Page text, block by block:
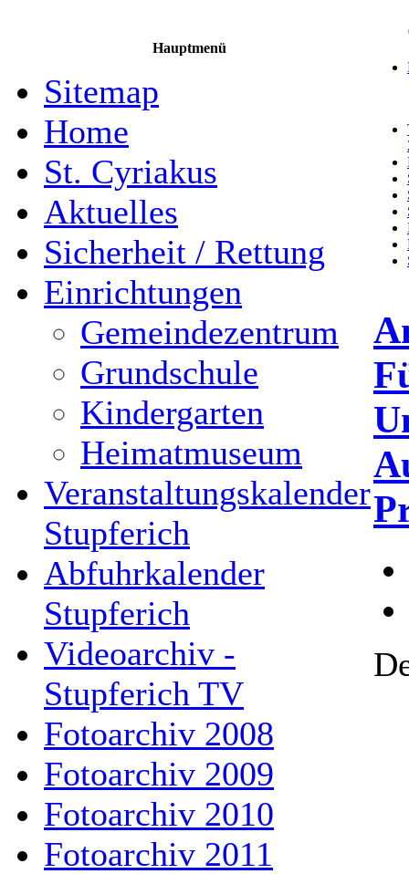
Hauptmenü
Sitemap
Home
St. Cyriakus
Aktuelles
Sicherheit / Rettung
Einrichtungen
Gemeindezentrum
Grundschule
Kindergarten
Heimatmuseum
Veranstaltungskalender
Stupferich
Abfuhrkalender
Stupferich
Videoarchiv -
Stupferich TV
Fotoarchiv 2008
Fotoarchiv 2009
Fotoarchiv 2010
Fotoarchiv 2011